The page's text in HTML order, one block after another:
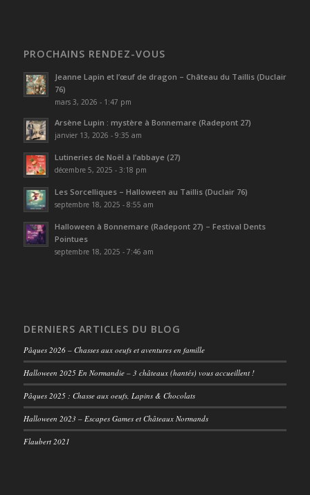
PROCHAINS RENDEZ-VOUS
Jeanne Lapin et l’œuf de dragon – Château du Taillis (Duclair
76)
mars 3, 2026 - 1:47 pm
Arsène Lupin : mystère à Bonnemare (Radepont 27)
janvier 13, 2026 - 9:35 am
Lutineries de Noël à l’abbaye (27)
décembre 5, 2025 - 3:18 pm
Les Sorcelliques – Halloween au Taillis (Duclair 76)
septembre 18, 2025 - 8:55 am
Halloween à Bonnemare (Radepont 27) – Festival Dents
Pointues
septembre 18, 2025 - 7:46 am
DERNIERS ARTICLES DU BLOG
Pâques 2026 – Chasses aux oeufs et aventures en famille
Halloween 2025 En Normandie – 3 châteaux (hantés) vous accueillent !
Pâques 2025 : Chasse aux oeufs, Lapins & Chocolats
Halloween 2023 – Escapes Games et Châteaux Normands
Flaubert 2021